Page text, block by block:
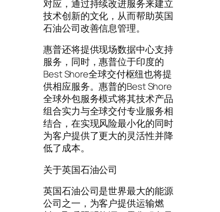
对应，通过持续改进服务来建立
技术创新的文化，从而帮助英国
石油公司改善信息管理。
惠普还将提供现场数据中心支持
服务，同时，惠普位于印度的
Best Shore全球交付枢纽也将提
供相应服务。惠普的Best Shore
全球外包服务模式将其技术产品
组合实力与全球交付专业服务相
结合，在实现风险最小化的同时
为客户提供了更大的灵活性并降
低了成本。
关于英国石油公司
英国石油公司是世界最大的能源
公司之一，为客户提供运输燃